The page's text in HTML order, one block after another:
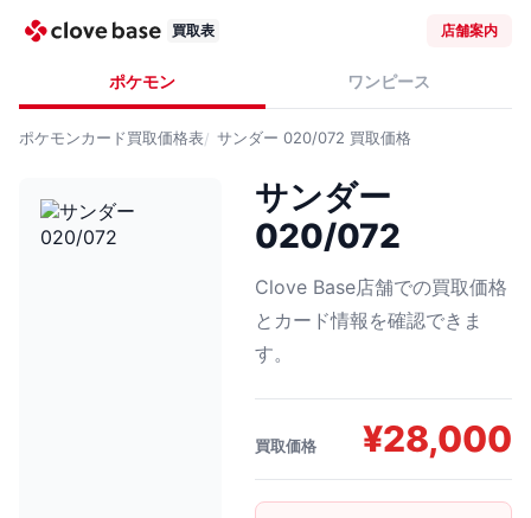
買取表 店舗案内
ポケモン ワンピース
ポケモンカード買取価格表 サンダー 020/072 買取価格
サンダー
020/072
Clove Base店舗での買取価格
とカード情報を確認できま
す。
買取価格 ¥28,000